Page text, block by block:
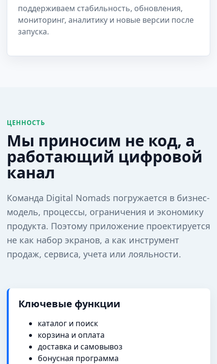
поддерживаем стабильность, обновления,
мониторинг, аналитику и новые версии после
запуска.
ЦЕННОСТЬ
Мы приносим не код, а
работающий цифровой
канал
Команда Digital Nomads погружается в бизнес-
модель, процессы, ограничения и экономику
продукта. Поэтому приложение проектируется
не как набор экранов, а как инструмент
продаж, сервиса, учета или лояльности.
Ключевые функции
каталог и поиск
корзина и оплата
доставка и самовывоз
бонусная программа